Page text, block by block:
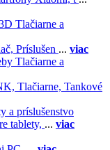
Tlačiarne a
Príslušen ... viac
Tlačiarne a
Tlačiarne, Tankové
a príslušenstvo
tablety, ... viac